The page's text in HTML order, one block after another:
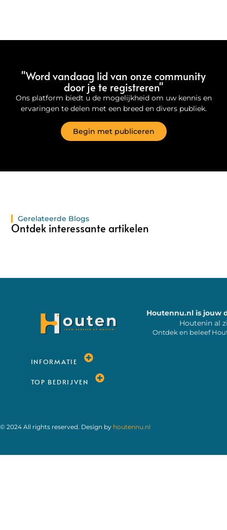
"Word vandaag lid van onze community
door je te registreren"
Ons platform biedt u de mogelijkheid om uw kennis en
ervaringen te delen met een breed en divers publiek.
Begin met publiceren
Gerelateerde Blogs
Ontdek interessante artikelen
Houtennu.nl is jouw
Houtenin al
Ontdek en beleef
INFORMATIE
TOP BEDRIJVEN
© 2024 All rights reserved. Design by houtennu.nl